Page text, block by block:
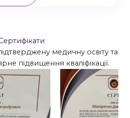
медичну освіту та
підвищення кваліфікації.